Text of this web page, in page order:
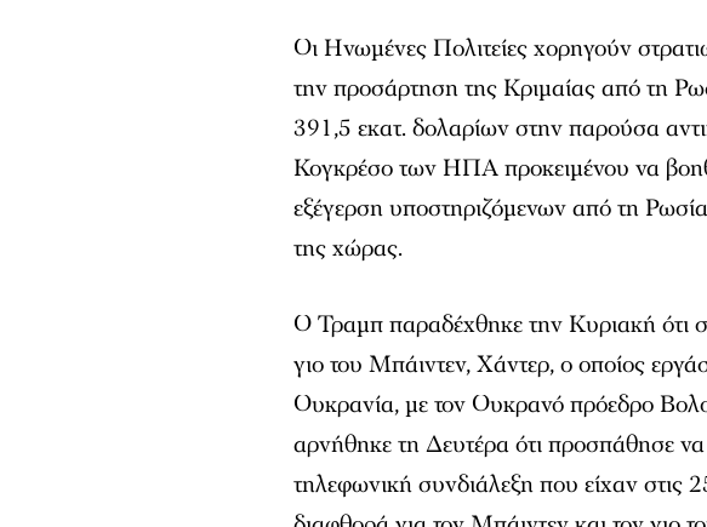
Οι Ηνωμένες Πολιτείες χορηγούν
την προσάρτηση της Κριμαίας από τη
391,5 εκατ. δολαρίων στην παρούσα
Κογκρέσο των ΗΠΑ προκειμένου να
εξέγερση υποστηριζόμενων από τη
της χώρας.
Ο Τραμπ παραδέχθηκε την Κυριακή ότι
γιο του Μπάιντεν, Χάντερ, ο οποίος
Ουκρανία, με τον Ουκρανό πρόεδρο
αρνήθηκε τη Δευτέρα ότι προσπάθησε
τηλεφωνική συνδιάλεξη που είχαν στις